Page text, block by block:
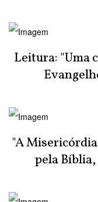
Leitura: "Uma
"A
pela